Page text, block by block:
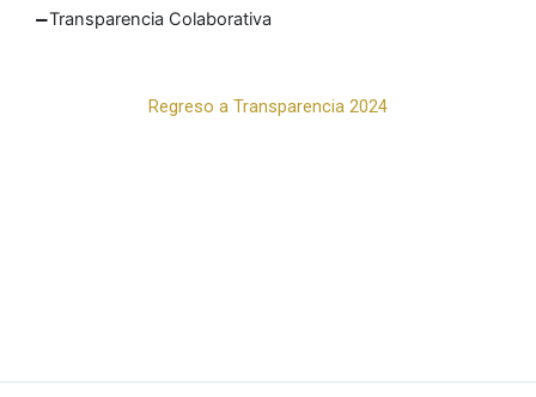
Transparencia Colaborativa
Regreso a Transparencia 2024